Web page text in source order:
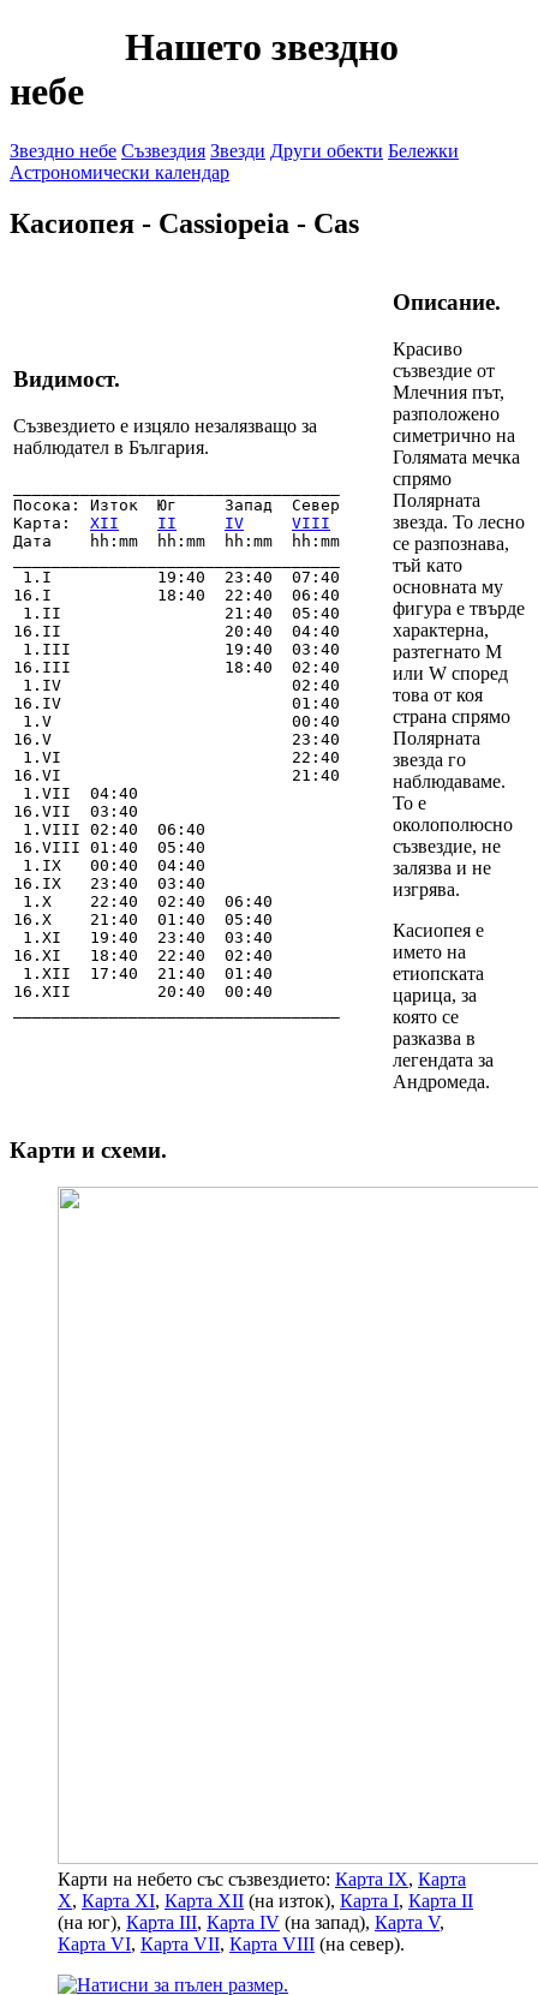
Нашето звездно
небе
Звездно небе Съзвездия Звезди Други обекти Бележки
Астрономически календар
Касиопея - Cassiopeia - Cas
Видимост.
Съзвездието е изцяло незалязващо за
наблюдател в България.
Посока: Изток  Юг     Запад  Север
Карта: XII II IV
VIII
Дата    hh:mm  hh:mm  hh:mm  hh:mm
1.I           19:40  23:40  07:40
16.I           18:40  22:40  06:40
1.II                 21:40  05:40
16.II                 20:40  04:40
1.III                19:40  03:40
16.III                18:40  02:40
1.IV                        02:40
16.IV                        01:40
1.V                         00:40
16.V                         23:40
1.VI                        22:40
16.VI                        21:40
1.VII  04:40
16.VII  03:40
1.VIII 02:40  06:40
16.VIII 01:40  05:40
1.IX   00:40  04:40
16.IX   23:40  03:40
1.X    22:40  02:40  06:40
16.X    21:40  01:40  05:40
1.XI   19:40  23:40  03:40
16.XI   18:40  22:40  02:40
1.XII  17:40  21:40  01:40
16.XII         20:40  00:40
Описание.
Красиво
съзвездие от
Млечния път,
разположено
симетрично на
Голямата мечка
спрямо
Полярната
звезда. То лесно
се разпознава,
тъй като
основната му
фигура е твърде
характерна,
разтегнато М
или W според
това от коя
страна спрямо
Полярната
звезда го
наблюдаваме.
То е
околополюсно
съзвездие, не
залязва и не
изгрява.
Касиопея е
името на
етиопската
царица, за
която се
разказва в
легендата за
Андромеда.
Карти и схеми.
Карти на небето със съзвездието: Карта IX, Карта
X, Карта XI, Карта XII (на изток), Карта I, Карта II
(на юг), Карта III, Карта IV (на запад), Карта V,
Карта VI, Карта VII, Карта VIII (на север).